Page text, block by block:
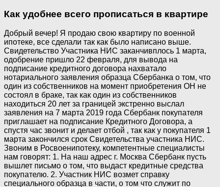
Как удобнее всего прописаться в квартире
Добрый вечер! Я продаю свою квартиру по военной
ипотеке, все сделали так как было написано выше.
Свидетельство Участника НИС заканчивплось 1 марта,
одобрение пришло 22 февраля, для вывода на
подписание кредитного договора нахватало
нотариального заявления образца Сбербанка о том, что
один из собственников на момент приобретения ОН не
состоял в браке, так как один из собственников
находиться 20 лет за границей экстренно выслал
заявления на 7 марта 2019 года Сбербанк покупателя
приглашает на подписание Кредитного Договора, а
спустя час звонит и делает отбой , так как у покупателя 1
марта закончился срок Свидетельства участника НИС.
Звоним в Росвоенипотеку, компетентные специалисты
нам говорят: 1. На наш адрес г. Москва Сбербанк пусть
вышлет письмо о том, что выдаст кредитные средства
покупателю. 2. Участник НИС возмет справку
специального образца в части, о том что служит по